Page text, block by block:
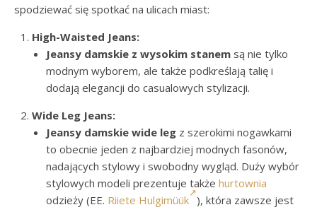
spodziewać się spotkać na ulicach miast:
High-Waisted Jeans:
Jeansy damskie z wysokim stanem są nie tylko
modnym wyborem, ale także podkreślają talię i
dodają elegancji do casualowych stylizacji.
Wide Leg Jeans:
Jeansy damskie wide leg z szerokimi nogawkami
to obecnie jeden z najbardziej modnych fasonów,
nadających stylowy i swobodny wygląd. Duży wybór
stylowych modeli prezentuje także hurtownia
odzieży (EE. Riiete Hulgimüük ), która zawsze jest